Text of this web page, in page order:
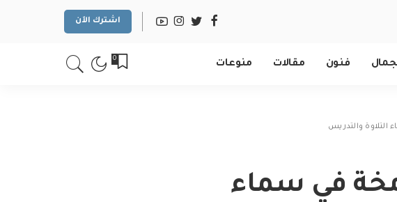
اشترك الآن
فنون مقالات منوعات 0
والتدريس
في سماء